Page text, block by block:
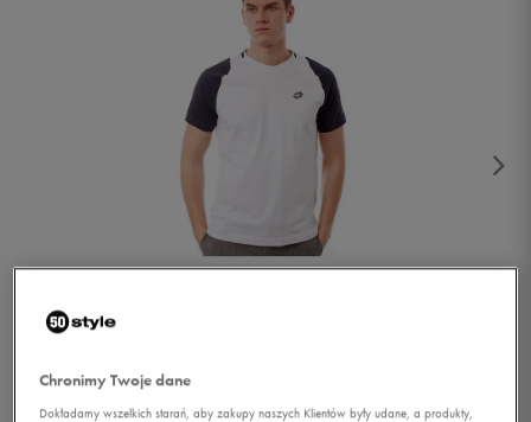
Chronimy Twoje dane
Dokładamy wszelkich starań, aby zakupy naszych Klientów były udane, a produkty,